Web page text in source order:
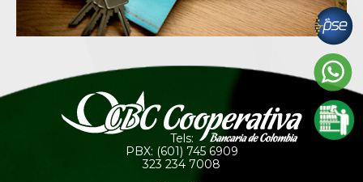
Tels:
PBX: (601) 745 6909
323 234 7008